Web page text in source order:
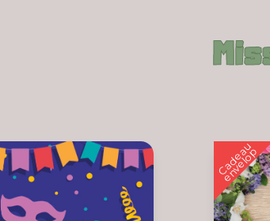
C
a
d
e
a
u
e
n
v
e
l
o
p